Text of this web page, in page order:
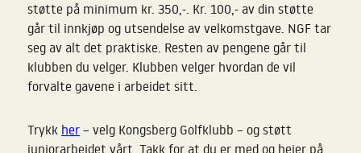
støtte på minimum kr. 350,-. Kr. 100,- av din støtte
går til innkjøp og utsendelse av velkomstgave. NGF tar
seg av alt det praktiske. Resten av pengene går til
klubben du velger. Klubben velger hvordan de vil
forvalte gavene i arbeidet sitt.
Trykk her – velg Kongsberg Golfklubb – og støtt
juniorarbeidet vårt. Takk for at du er med og heier på